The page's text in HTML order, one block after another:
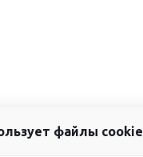
файлы cookie